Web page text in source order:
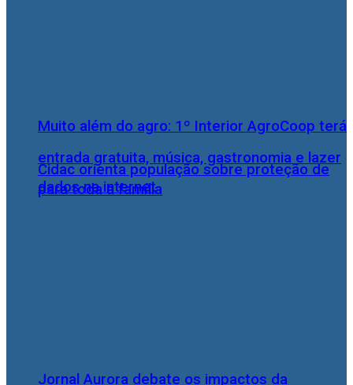
Muito além do agro: 1º Interior AgroCoop terá
entrada gratuita, música, gastronomia e lazer
para toda a família
Cidac orienta população sobre proteção de
dados na internet
Jornal Aurora debate os impactos da